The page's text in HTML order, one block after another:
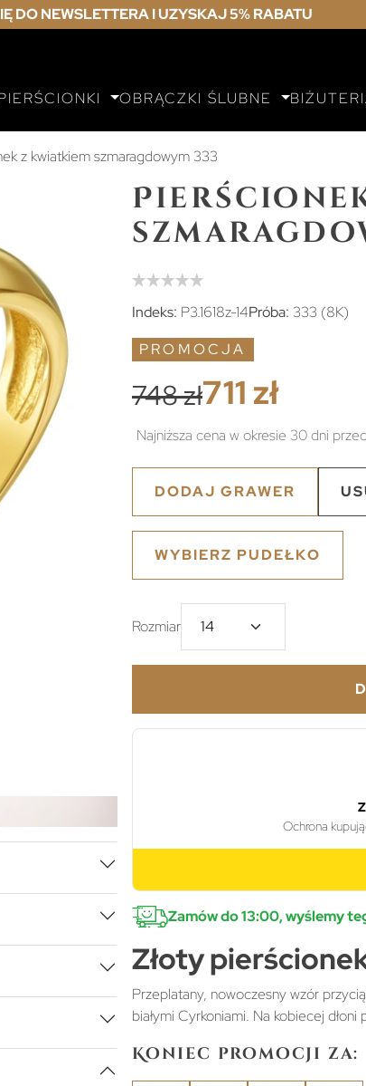
DO NEWSLETTERA I UZYSKAJ 5% RABATU
OBRĄCZKI ŚLUBNE
z kwiatkiem szmaragdowym 333
Indeks: P3.1618z-14Próba: 333 (8K)
PROMOCJA
748 zł711 zł
Najniższa cena w okresie 30 dni
DODAJ GRAWER
WYBIERZ PUDEŁKO
Rozmiar
Zamów do 13:00, wyślemy
Złoty
Przeplatany, nowoczesny wzór
białymi Cyrkoniami. Na kobiecej
Koniec promocji za: